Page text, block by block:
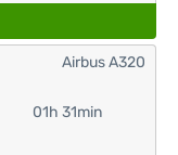
01h 31min
Airbus A320